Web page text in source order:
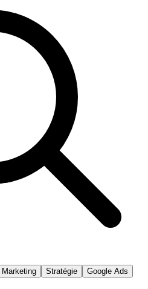
Marketing Stratégie Google Ads